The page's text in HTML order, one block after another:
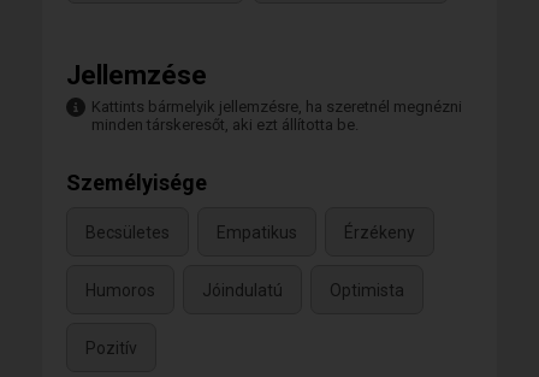
Jellemzése
Kattints bármelyik jellemzésre, ha szeretnél megnézni
minden társkeresőt, aki ezt állította be.
Személyisége
Becsületes Empatikus Érzékeny
Humoros Jóindulatú Optimista
Pozitív